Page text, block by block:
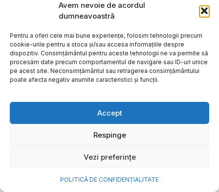
Avem nevoie de acordul
dumneavoastră
Pentru a oferi cele mai bune experiențe, folosim tehnologii precum
cookie-urile pentru a stoca și/sau accesa informațiile despre
dispozitiv. Consimțământul pentru aceste tehnologii ne va permite să
procesăm date precum comportamentul de navigare sau ID-uri unice
pe acest site. Neconsimțământul sau retragerea consimțământului
poate afecta negativ anumite caracteristici și funcții.
Accept
Respinge
Vezi preferințe
POLITICĂ DE CONFIDENȚIALITATE
Cum transformi cele mai
o bijuterie Pandora pe care o
porți zi de zi